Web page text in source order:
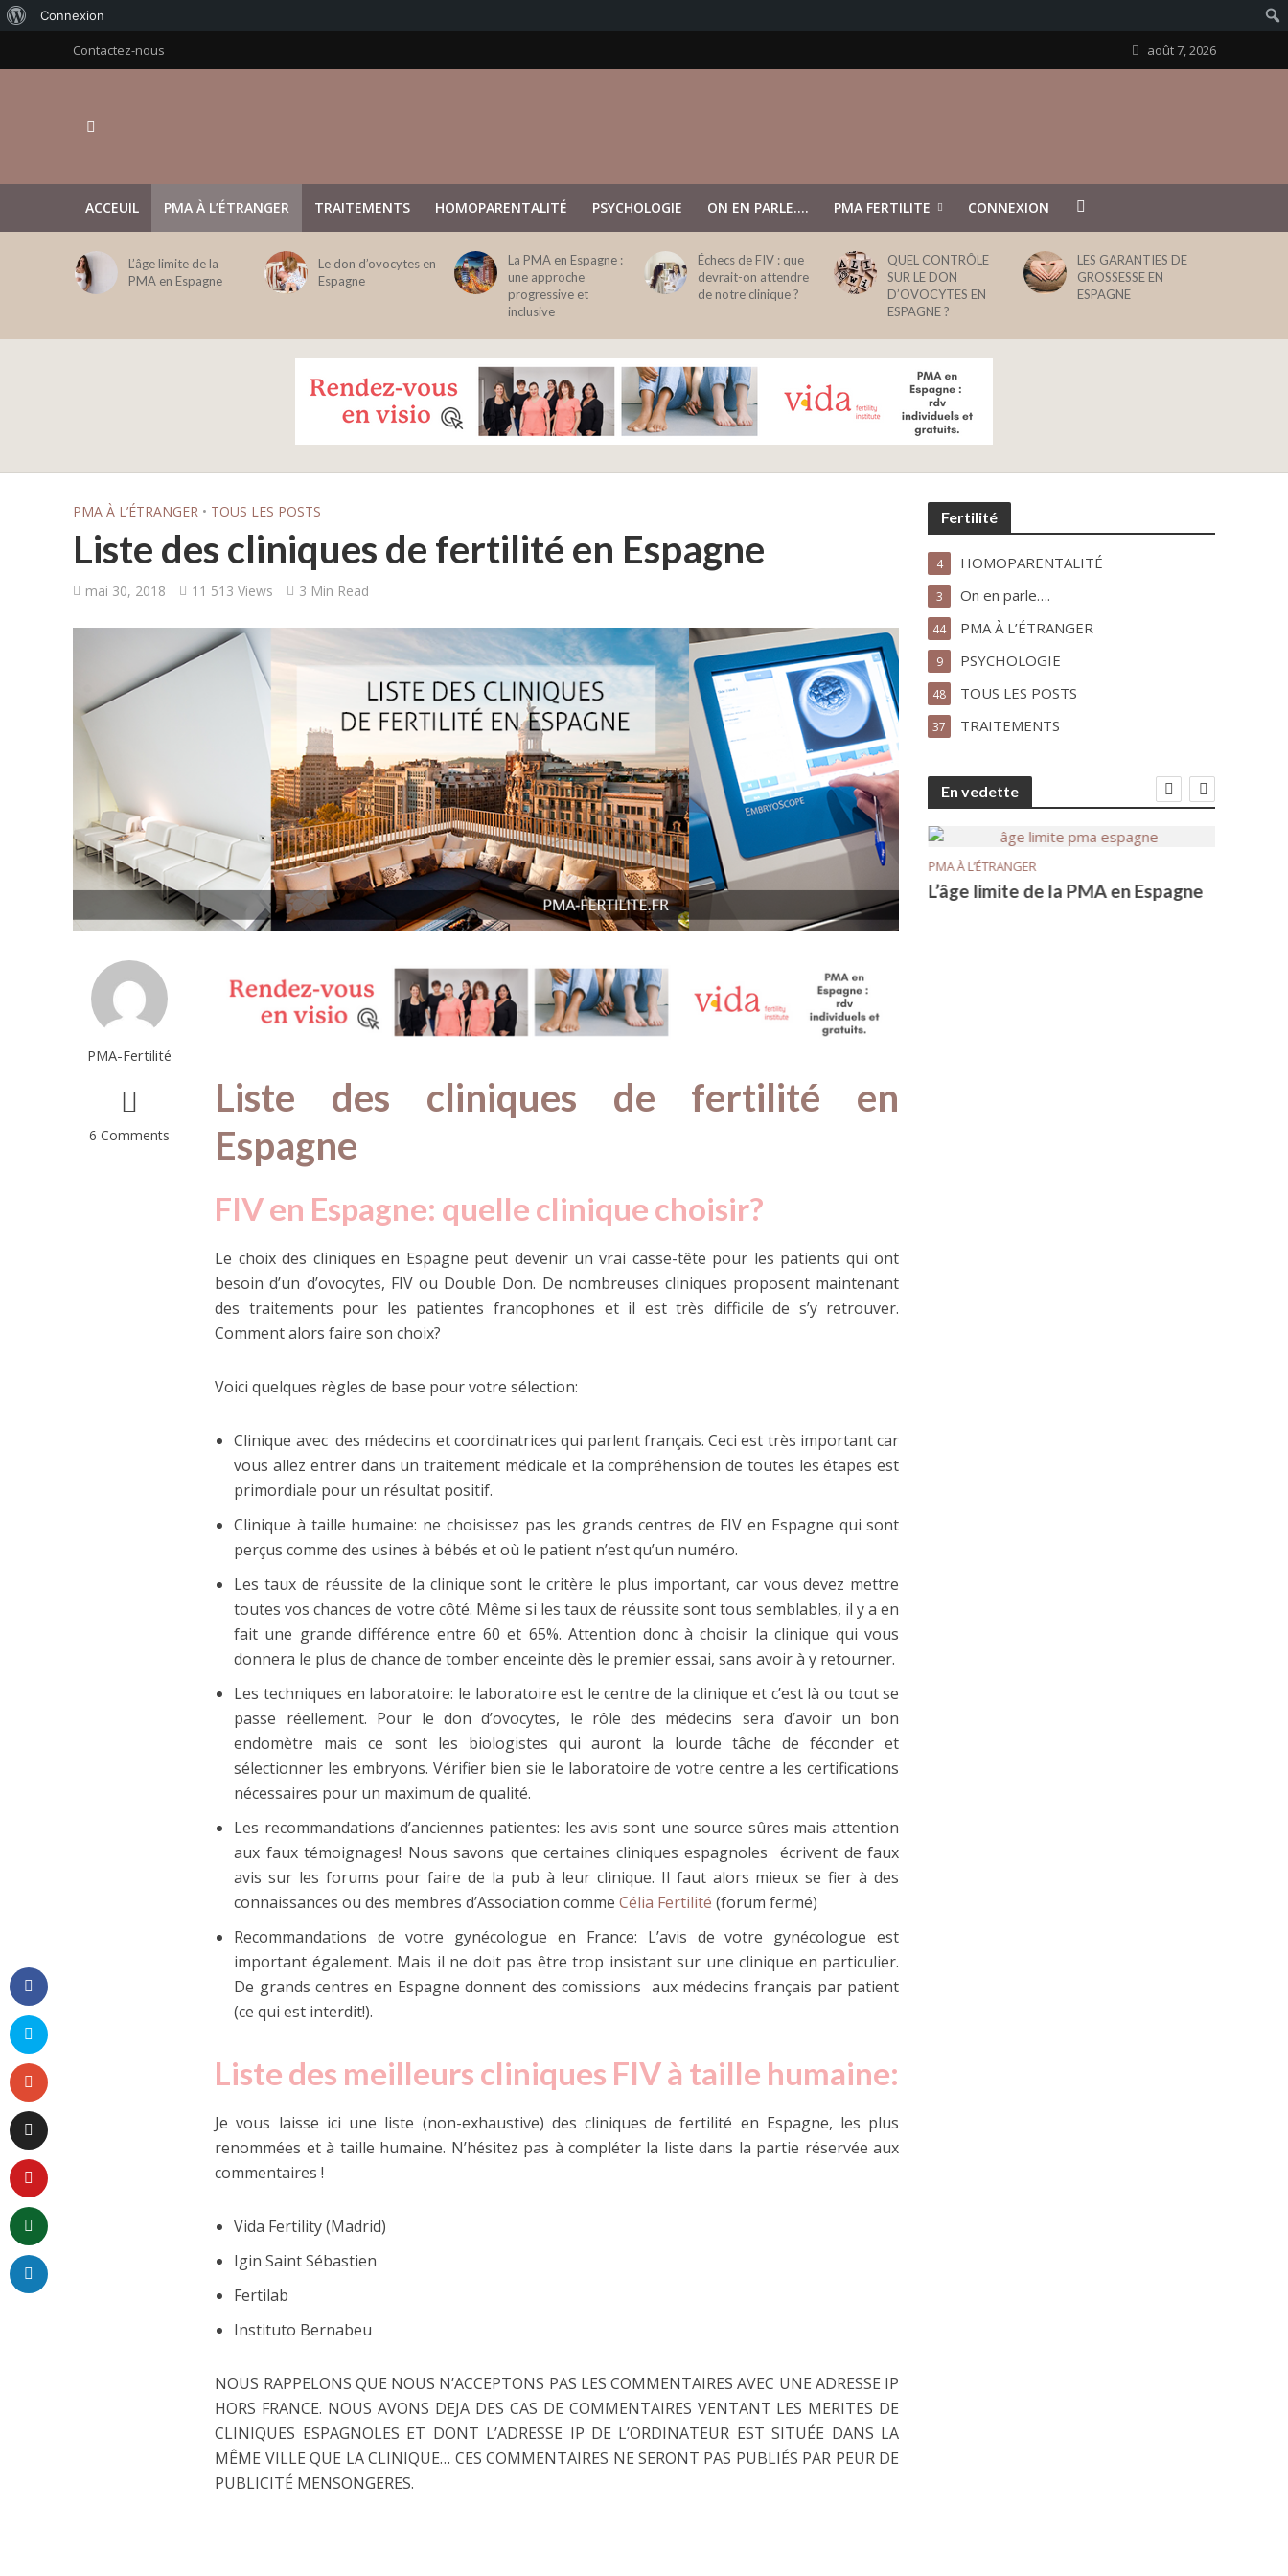
Contactez-nous août 7, 2026
ACCEUIL PMA À L’ÉTRANGER TRAITEMENTS HOMOPARENTALITÉ PSYCHOLOGIE ON EN PARLE…. PMA FERTILITE CONNEXION
L’âge limite de la
PMA en Espagne
Le don d’ovocytes en
Espagne
La PMA en Espagne :
une approche
progressive et
inclusive
Échecs de FIV : que
devrait-on attendre
de notre clinique ?
QUEL CONTRÔLE
SUR LE DON
D’OVOCYTES EN
ESPAGNE ?
LES GARANTIES DE
GROSSESSE EN
ESPAGNE
PMA À L’ÉTRANGER • TOUS LES POSTS
Liste des cliniques de fertilité en Espagne
mai 30, 2018 11 513 Views 3 Min Read
PMA-Fertilité
6 Comments
Liste des cliniques de fertilité en
Espagne
FIV en Espagne: quelle clinique choisir?
Le choix des cliniques en Espagne peut devenir un vrai casse-tête pour les patients qui ont
besoin d’un d’ovocytes, FIV ou Double Don. De nombreuses cliniques proposent maintenant
des traitements pour les patientes francophones et il est très difficile de s’y retrouver.
Comment alors faire son choix?
Voici quelques règles de base pour votre sélection:
Clinique avec des médecins et coordinatrices qui parlent français. Ceci est très important car
vous allez entrer dans un traitement médicale et la compréhension de toutes les étapes est
primordiale pour un résultat positif.
Clinique à taille humaine: ne choisissez pas les grands centres de FIV en Espagne qui sont
perçus comme des usines à bébés et où le patient n’est qu’un numéro.
Les taux de réussite de la clinique sont le critère le plus important, car vous devez mettre
toutes vos chances de votre côté. Même si les taux de réussite sont tous semblables, il y a en
fait une grande différence entre 60 et 65%. Attention donc à choisir la clinique qui vous
donnera le plus de chance de tomber enceinte dès le premier essai, sans avoir à y retourner.
Les techniques en laboratoire: le laboratoire est le centre de la clinique et c’est là ou tout se
passe réellement. Pour le don d’ovocytes, le rôle des médecins sera d’avoir un bon
endomètre mais ce sont les biologistes qui auront la lourde tâche de féconder et
sélectionner les embryons. Vérifier bien sie le laboratoire de votre centre a les certifications
nécessaires pour un maximum de qualité.
Les recommandations d’anciennes patientes: les avis sont une source sûres mais attention
aux faux témoignages! Nous savons que certaines cliniques espagnoles écrivent de faux
avis sur les forums pour faire de la pub à leur clinique. Il faut alors mieux se fier à des
connaissances ou des membres d’Association commeCélia Fertilité (forum fermé)
Recommandations de votre gynécologue en France: L’avis de votre gynécologue est
important également. Mais il ne doit pas être trop insistant sur une clinique en particulier.
De grands centres en Espagne donnent des comissions aux médecins français par patient
(ce qui est interdit!).
Liste des meilleurs cliniques FIV à taille humaine:
Je vous laisse ici une liste (non-exhaustive) des cliniques de fertilité en Espagne, les plus
renommées et à taille humaine. N’hésitez pas à compléter la liste dans la partie réservée aux
commentaires !
Vida Fertility (Madrid)
Igin Saint Sébastien
Fertilab
Instituto Bernabeu
NOUS RAPPELONS QUE NOUS N’ACCEPTONS PAS LES COMMENTAIRES AVEC UNE ADRESSE IP
HORS FRANCE. NOUS AVONS DEJA DES CAS DE COMMENTAIRES VENTANT LES MERITES DE
CLINIQUES ESPAGNOLES ET DONT L’ADRESSE IP DE L’ORDINATEUR EST SITUÉE DANS LA
MÊME VILLE QUE LA CLINIQUE… CES COMMENTAIRES NE SERONT PAS PUBLIÉS PAR PEUR DE
PUBLICITÉ MENSONGERES.
Fertilité
HOMOPARENTALITÉ
4
On en parle….
3
PMA À L’ÉTRANGER
44
PSYCHOLOGIE
9
TOUS LES POSTS
48
TRAITEMENTS
37
En vedette
PMA À L’ÉTRANGER•TRAITEMENTS
Le don d’ovocytes en Espagne
PMA À L’ÉTRANGER • TOUS LES POSTS
La PMA en Espagne : une approche
progressive et inclusive
PMA À L’ÉTRANGER
L’âge limite de la PMA en Espagne
Connexion